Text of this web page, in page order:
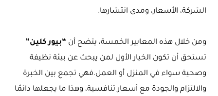
الشركة، الأسعار، ومدى انتشارها.
ومن خلال هذه المعايير الخمسة، يتضح أن “بيور كلين”
تستحق أن تكون الخيار الأول لمن يبحث عن بيئة نظيفة
وصحية سواء في المنزل أو العمل.فهي تجمع بين الخبرة
والالتزام والجودة مع أسعار تنافسية، وهذا ما يجعلها دائمًا